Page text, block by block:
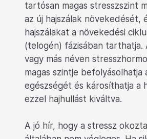
tartósan magas stresszszint
az új hajszálak növekedését,
hajszálakat a növekedési
(telogén) fázisában tarthatja.
vagy más néven
magas szintje befolyásolhatja
egészségét és károsíthatja a
ezzel hajhullást kiváltva.
A jó hír, hogy a stressz